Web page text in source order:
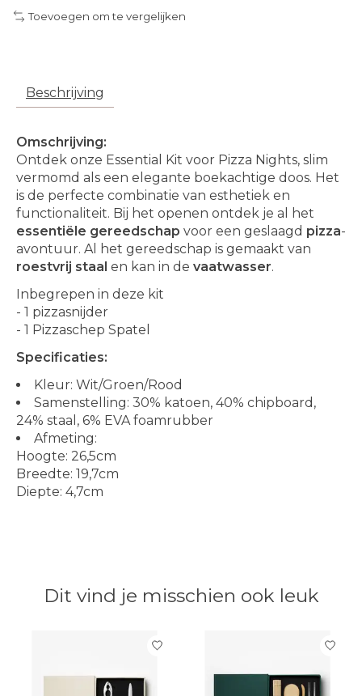
Toevoegen om te vergelijken
Beschrijving
Omschrijving:
Ontdek onze Essential Kit voor Pizza Nights, slim
vermomd als een elegante boekachtige doos. Het
is de perfecte combinatie van esthetiek en
functionaliteit. Bij het openen ontdek je al het
essentiële gereedschap voor een geslaagd pizza-
avontuur. Al het gereedschap is gemaakt van
roestvrij staal en kan in de vaatwasser.
Inbegrepen in deze kit
- 1 pizzasnijder
- 1 Pizzaschep Spatel
Specificaties:
Kleur: Wit/Groen/Rood
Samenstelling: 30% katoen, 40% chipboard,
24% staal, 6% EVA foamrubber
Afmeting:
Hoogte: 26,5cm
Breedte: 19,7cm
Diepte: 4,7cm
Dit vind je misschien ook leuk
Items van productcarrousel